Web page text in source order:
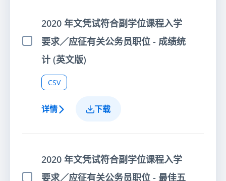
选择项目
2020 年文凭试符合副学位课程入学
要求／应征有关公务员职位 - 成绩统
计 (英文版)
CSV
详情 下载
2020 年文凭试符合副学位课程入学
要求／应征有关公务员职位 - 最佳五